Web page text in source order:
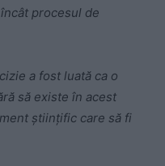
procesul de
a fost luată ca o
să existe în acest
științific care să fi